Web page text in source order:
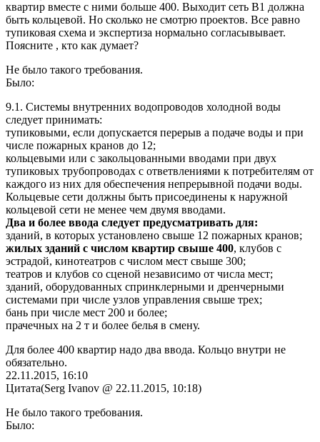
квартир вместе с ними больше 400. Выходит сеть В1 должна
быть кольцевой. Но сколько не смотрю проектов. Все равно
тупиковая схема и экспертиза нормально согласывывает.
Поясните , кто как думает?
Не было такого требования.
Было:
9.1. Системы внутренних водопроводов холодной воды
следует принимать:
тупиковыми, если допускается перерыв а подаче воды и при
числе пожарных кранов до 12;
кольцевыми или с закольцованными вводами при двух
тупиковых трубопроводах с ответвлениями к потребителям от
каждого из них для обеспечения непрерывной подачи воды.
Кольцевые сети должны быть присоединены к наружной
кольцевой сети не менее чем двумя вводами.
Два и более ввода следует предусматривать для:
зданий, в которых установлено свыше 12 пожарных кранов;
жилых зданий с числом квартир свыше 400, клубов с
эстрадой, кинотеатров с числом мест свыше 300;
театров и клубов со сценой независимо от числа мест;
зданий, оборудованных спринклерными и дренчерными
системами при числе узлов управления свыше трех;
бань при числе мест 200 и более;
прачечных на 2 т и более белья в смену.
Для более 400 квартир надо два ввода. Кольцо внутри не
обязательно.
22.11.2015, 16:10
Цитата(Serg Ivanov @ 22.11.2015, 10:18)
Не было такого требования.
Было: